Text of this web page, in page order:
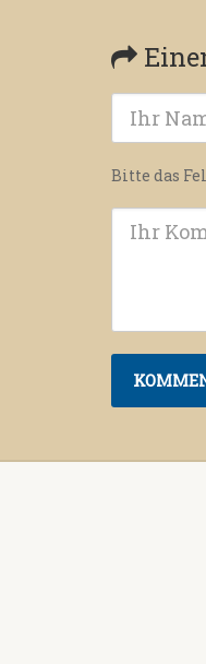
Bitte das